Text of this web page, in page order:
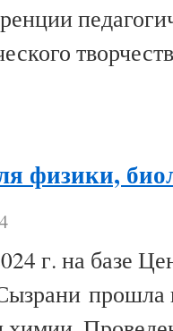
физики,
г. на базе
прошла